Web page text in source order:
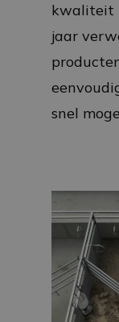
kwaliteit
jaar
snel